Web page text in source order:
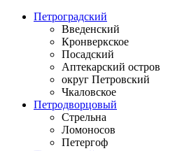
Петроградский
Введенский
Кронверкское
Посадский
Аптекарский остров
округ Петровский
Чкаловское
Петродворцовый
Стрельна
Ломоносов
Петергоф